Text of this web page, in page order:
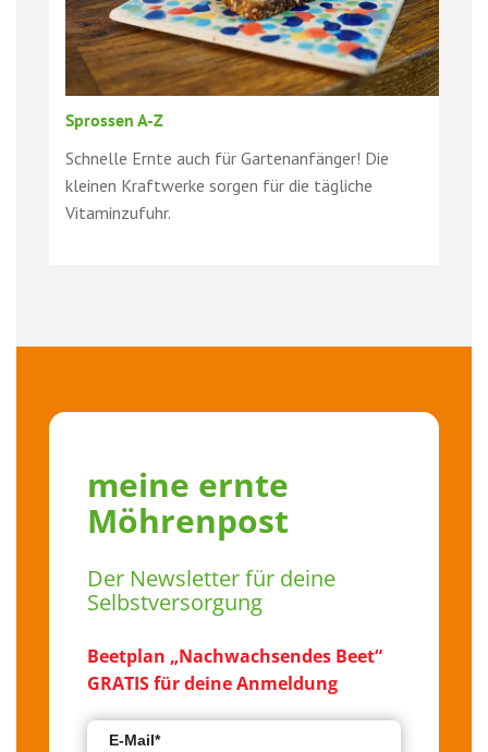
Sprossen A-Z
Schnelle Ernte auch für Gartenanfänger! Die
kleinen Kraftwerke sorgen für die tägliche
Vitaminzufuhr.
meine ernte
Möhrenpost
Der Newsletter für deine
Selbstversorgung
Beetplan „Nachwachsendes Beet“
GRATIS für deine Anmeldung
E-Mail*